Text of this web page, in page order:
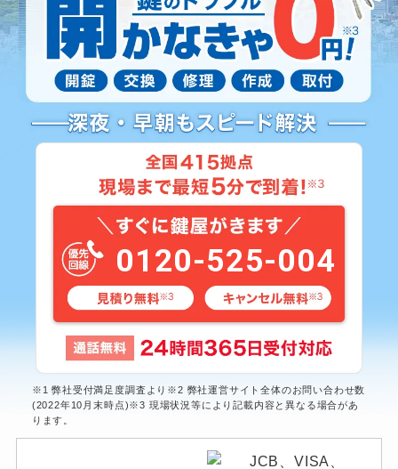
0120-525-004
※1 弊社受付満足度調査より※2 弊社運営サイト全体のお問い合わせ数
(2022年10月末時点)※3 現場状況等により記載内容と異なる場合があ
ります。